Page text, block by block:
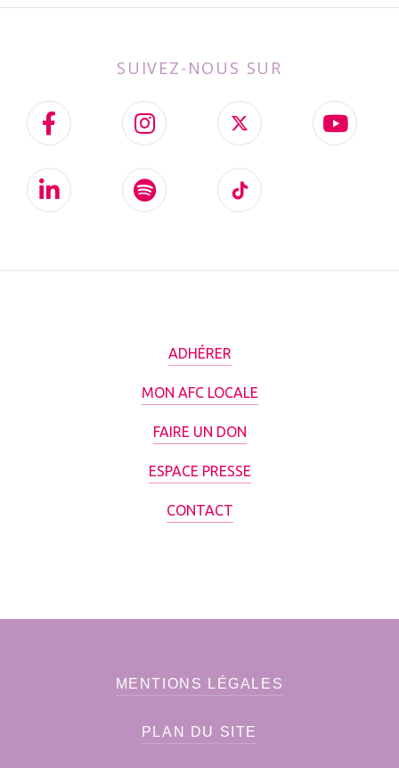
SUIVEZ-NOUS SUR
ADHÉRER
MON AFC LOCALE
FAIRE UN DON
ESPACE PRESSE
CONTACT
MENTIONS LÉGALES
PLAN DU SITE